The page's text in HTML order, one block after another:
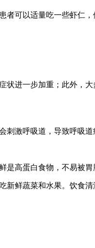
可以适量吃一些虾仁
进一步加重；此外，
激呼吸道，导致呼吸道
高蛋白食物，不易被
鲜蔬菜和水果。饮食清